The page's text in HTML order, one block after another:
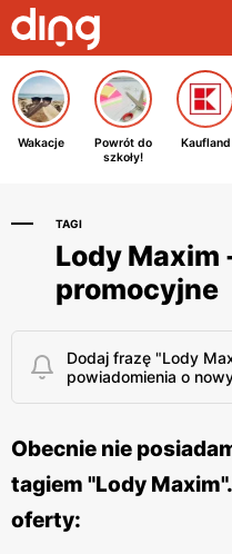
Wakacje
Powrót do
szkoły!
Kaufland
TAGI
Lody
promocyjne
Dodaj frazę "Lody
powiadomienia o
Obecnie nie
tagiem "Lody
oferty: